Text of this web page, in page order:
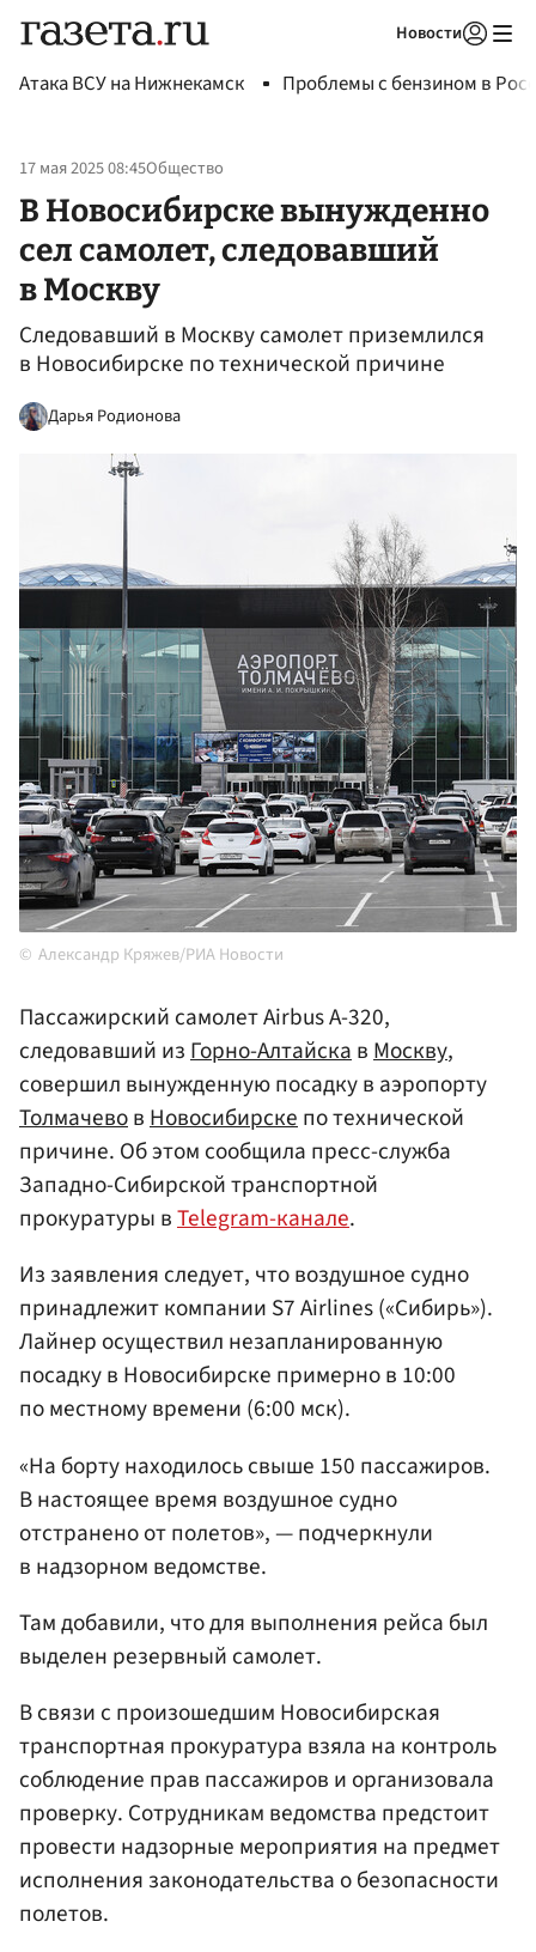
Новости
Атака ВСУ на Нижнекамск Проблемы с бензином в
17 мая 2025 08:45Общество
В Новосибирске вынужденно
сел самолет, следовавший
в Москву
Следовавший в Москву самолет приземлился
в Новосибирске по технической причине
Дарья Родионова
Александр Кряжев/РИА Новости
Пассажирский самолет Airbus A-320,
следовавший изГорно-АлтайскавМоскву,
совершил вынужденную посадку в аэропорту
ТолмачевовНовосибирскепо технической
причине. Об этом сообщила пресс-служба
Западно-Сибирской транспортной
прокуратуры вTelegram-канале.
Из заявления следует, что воздушное судно
принадлежит компании S7 Airlines («Сибирь»).
Лайнер осуществил незапланированную
посадку в Новосибирске примерно в 10:00
по местному времени (6:00 мск).
«На борту находилось свыше 150 пассажиров.
В настоящее время воздушное судно
отстранено от полетов», — подчеркнули
в надзорном ведомстве.
Там добавили, что для выполнения рейса был
выделен резервный самолет.
В связи с произошедшим Новосибирская
транспортная прокуратура взяла на контроль
соблюдение прав пассажиров и организовала
проверку. Сотрудникам ведомства предстоит
провести надзорные мероприятия на предмет
исполнения законодательства о безопасности
полетов.